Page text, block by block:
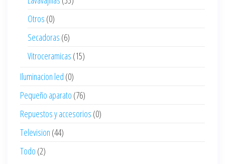
Otros (0)
Secadoras (6)
Vitroceramicas (15)
Iluminacion led (0)
Pequeño aparato (76)
Repuestos y accesorios (0)
Television (44)
Todo (2)